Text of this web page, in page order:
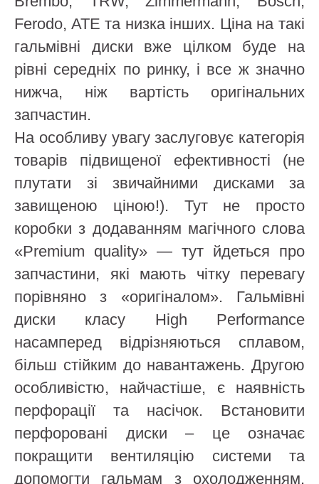
Ferodo, ATE та низка інших. Ціна на такі
гальмівні диски вже цілком буде на
рівні середніх по ринку, і все ж значно
нижча, ніж вартість оригінальних
запчастин.
На особливу увагу заслуговує категорія
товарів підвищеної ефективності (не
плутати зі звичайними дисками за
завищеною ціною!). Тут не просто
коробки з додаванням магічного слова
«Premium quality» — тут йдеться про
запчастини, які мають чітку перевагу
порівняно з «оригіналом». Гальмівні
диски класу High Performance
насамперед відрізняються сплавом,
більш стійким до навантажень. Другою
особливістю, найчастіше, є наявність
перфорації та насічок. Встановити
перфоровані диски – це означає
покращити вентиляцію системи та
допомогти гальмам з охолодженням.